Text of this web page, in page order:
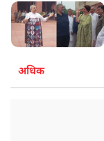
अधिक